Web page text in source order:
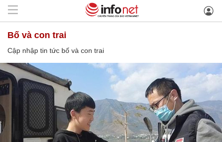
bố và con trai
Cập nhập tin tức bố và con trai